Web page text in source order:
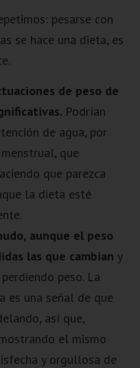
pesarse con
se hace una dieta, es
de peso de
Podrían
de agua, por
que
que parezca
la dieta esté
, aunque el peso
las que cambiany
peso. La
es una señal de que
así que,
el mismo
y orgullosa de